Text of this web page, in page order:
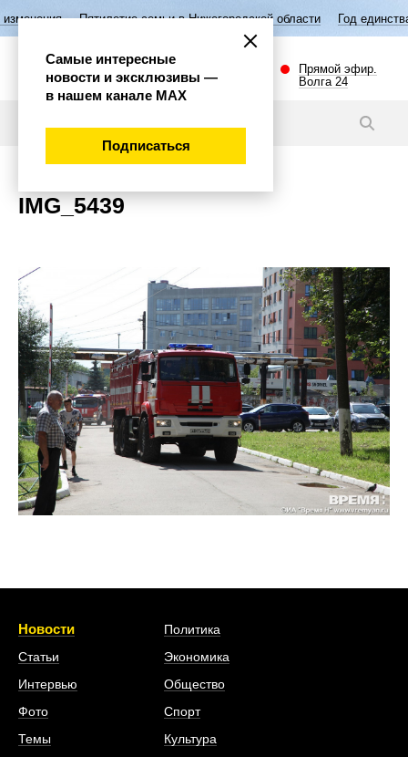
Пятилетие семьи в Нижегородской области Год
Прямой эфир.
Волга 24
IMG_5439
Новости
Статьи
Интервью
Фото
Темы
Политика
Экономика
Общество
Спорт
Культура
Самые интересные
новости и эксклюзивы —
в нашем канале МАХ
Подписаться